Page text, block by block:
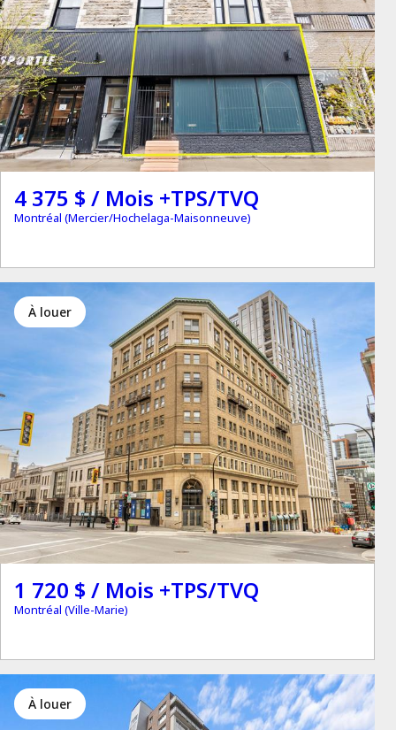
4 375 $ / Mois +TPS/TVQ
Montréal (Mercier/Hochelaga-Maisonneuve)
à louer
1 720 $ / Mois +TPS/TVQ
Montréal (Ville-Marie)
à louer